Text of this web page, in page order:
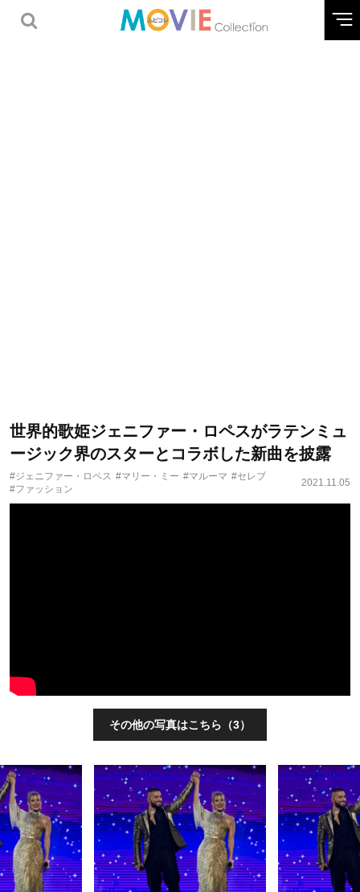
世界的歌姫ジェニファー・ロペスがラテンミュ
ージック界のスターとコラボした新曲を披露
#ジェニファー・ロペス #マリー・ミー #マルーマ #セレブ
#ファッション
2021.11.05
その他の写真はこちら（3）